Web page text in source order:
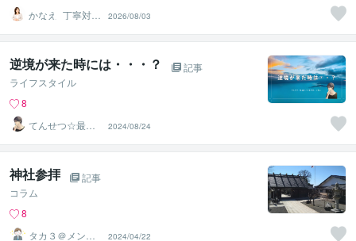
かなえ_丁寧対応
カウンセリング
2026/08/03
逆境が来た時には・・・？
記事
ライフスタイル
8
てんせつ☆最適
ライフをサポー
トする
2024/08/24
神社参拝
記事
コラム
8
タカ３＠メンタ
2024/04/22